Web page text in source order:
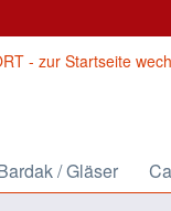
/ Gläser